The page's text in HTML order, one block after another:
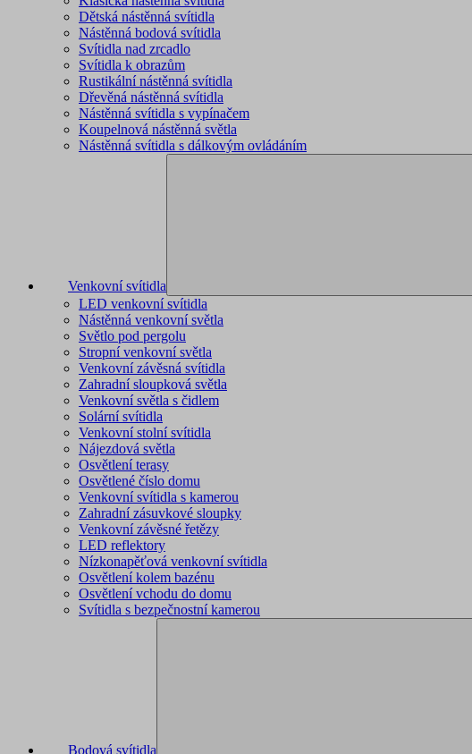
Dětská nástěnná svítidla
Nástěnná bodová svítidla
Svítidla nad zrcadlo
Svítidla k obrazům
Rustikální nástěnná svítidla
Dřevěná nástěnná svítidla
Nástěnná svítidla s vypínačem
Koupelnová nástěnná světla
Nástěnná svítidla s dálkovým ovládáním
Venkovní svítidla
LED venkovní svítidla
Nástěnná venkovní světla
Světlo pod pergolu
Stropní venkovní světla
Venkovní závěsná svítidla
Zahradní sloupková světla
Venkovní světla s čidlem
Solární svítidla
Venkovní stolní svítidla
Nájezdová světla
Osvětlení terasy
Osvětlené číslo domu
Venkovní svítidla s kamerou
Zahradní zásuvkové sloupky
Venkovní závěsné řetězy
LED reflektory
Nízkonapěťová venkovní svítidla
Osvětlení kolem bazénu
Osvětlení vchodu do domu
Svítidla s bezpečnostní kamerou
Bodová svítidla